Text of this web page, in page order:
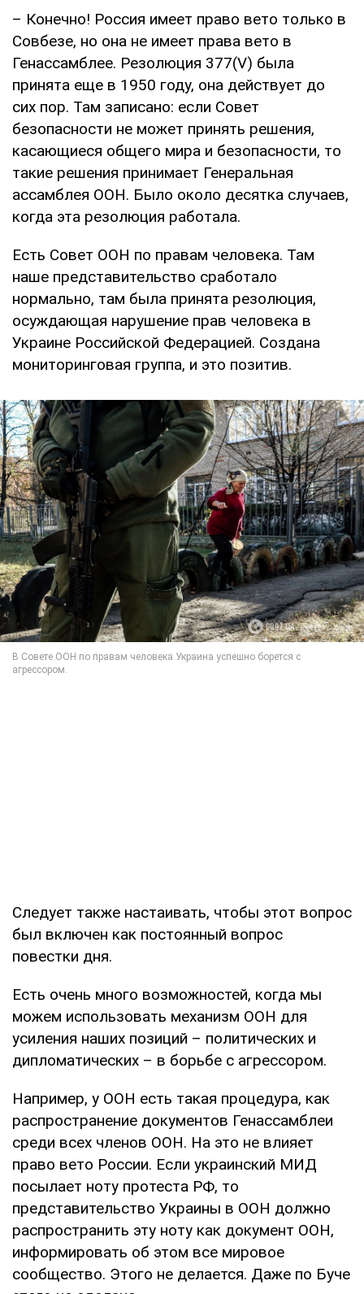
– Конечно! Россия имеет право вето только в
Совбезе, но она не имеет права вето в
Генассамблее. Резолюция 377(V) была
принята еще в 1950 году, она действует до
сих пор. Там записано: если Совет
безопасности не может принять решения,
касающиеся общего мира и безопасности, то
такие решения принимает Генеральная
ассамблея ООН. Было около десятка случаев,
когда эта резолюция работала.
Есть Совет ООН по правам человека. Там
наше представительство сработало
нормально, там была принята резолюция,
осуждающая нарушение прав человека в
Украине Российской Федерацией. Создана
мониторинговая группа, и это позитив.
Следует также настаивать, чтобы этот вопрос
был включен как постоянный вопрос
повестки дня.
Есть очень много возможностей, когда мы
можем использовать механизм ООН для
усиления наших позиций – политических и
дипломатических – в борьбе с агрессором.
Например, у ООН есть такая процедура, как
распространение документов Генассамблеи
среди всех членов ООН. На это не влияет
право вето России. Если украинский МИД
посылает ноту протеста РФ, то
представительство Украины в ООН должно
распространить эту ноту как документ ООН,
информировать об этом все мировое
сообщество. Этого не делается. Даже по Буче